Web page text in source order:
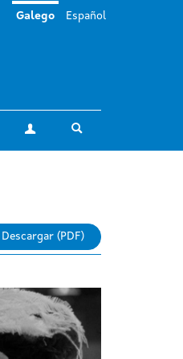
A miña conta
Galego Español
Descargar (PDF)